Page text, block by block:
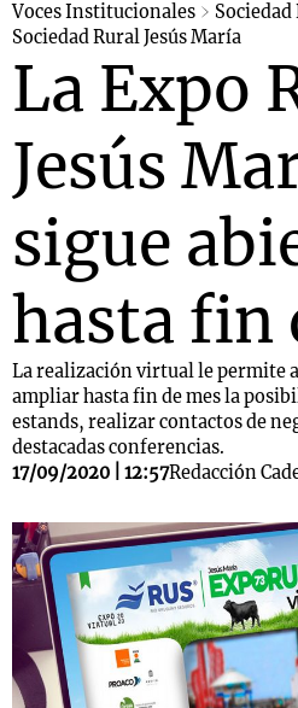
Voces Institucionales
Sociedad
Sociedad Rural Jesús María
La Expo
Jesús
sigue
hasta fin
La realización virtual le permite
ampliar hasta fin de mes la
estands, realizar contactos de
destacadas conferencias.
17/09/2020 | 12:57Redacción